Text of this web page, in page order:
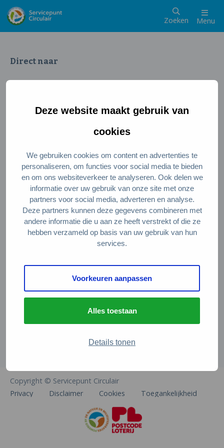
Deze website maakt gebruik van
cookies
We gebruiken cookies om content en advertenties te
personaliseren, om functies voor social media te bieden
en om ons websiteverkeer te analyseren. Ook delen we
informatie over uw gebruik van onze site met onze
partners voor social media, adverteren en analyse.
Deze partners kunnen deze gegevens combineren met
andere informatie die u aan ze heeft verstrekt of die ze
hebben verzameld op basis van uw gebruik van hun
services.
Voorkeuren aanpassen
Alles toestaan
Details tonen
Zoeken Menu
Direct naar
Wat is een circulaire samenleving
Meedoen als ondernemer
Circulaire producten en diensten
Wie zijn wij?
Over ons
Stel je vraag
Servicepunt Team
Veelgestelde vragen
De Natuur en Milieufederaties
Arthur van Schendelstraat 600
info@natuurenmilieufederaties.nl
Copyright © Servicepunt Circulair
Privacy
Disclaimer Cookies Toegankelijkheid